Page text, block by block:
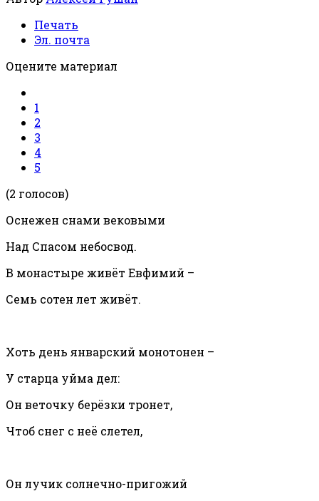
Печать
Эл. почта
Оцените материал
1
2
3
4
5
(2 голосов)
Оснежен снами вековыми
Над Спасом небосвод.
В монастыре живёт Евфимий –
Семь сотен лет живёт.
Хоть день январский монотонен –
У старца уйма дел:
Он веточку берёзки тронет,
Чтоб снег с неё слетел,
Он лучик солнечно-пригожий